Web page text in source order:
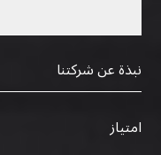
نبذة عن شركتنا
امتياز